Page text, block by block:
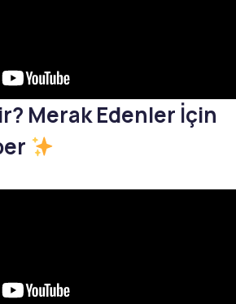
Merak Edenler İçin